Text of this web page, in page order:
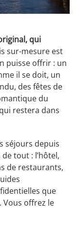
qui
sur-mesure est
puisse offrir : un
il se doit, un
des fêtes de
du
restera dans
séjours depuis
tout : l’hôtel,
de restaurants,
que
Vous offrez le